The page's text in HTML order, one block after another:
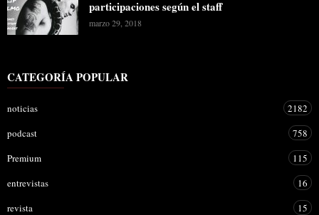
participaciones según el staff
marzo 29, 2018
CATEGORÍA POPULAR
noticias
2182
podcast
758
Premium
115
entrevistas
16
revista
15